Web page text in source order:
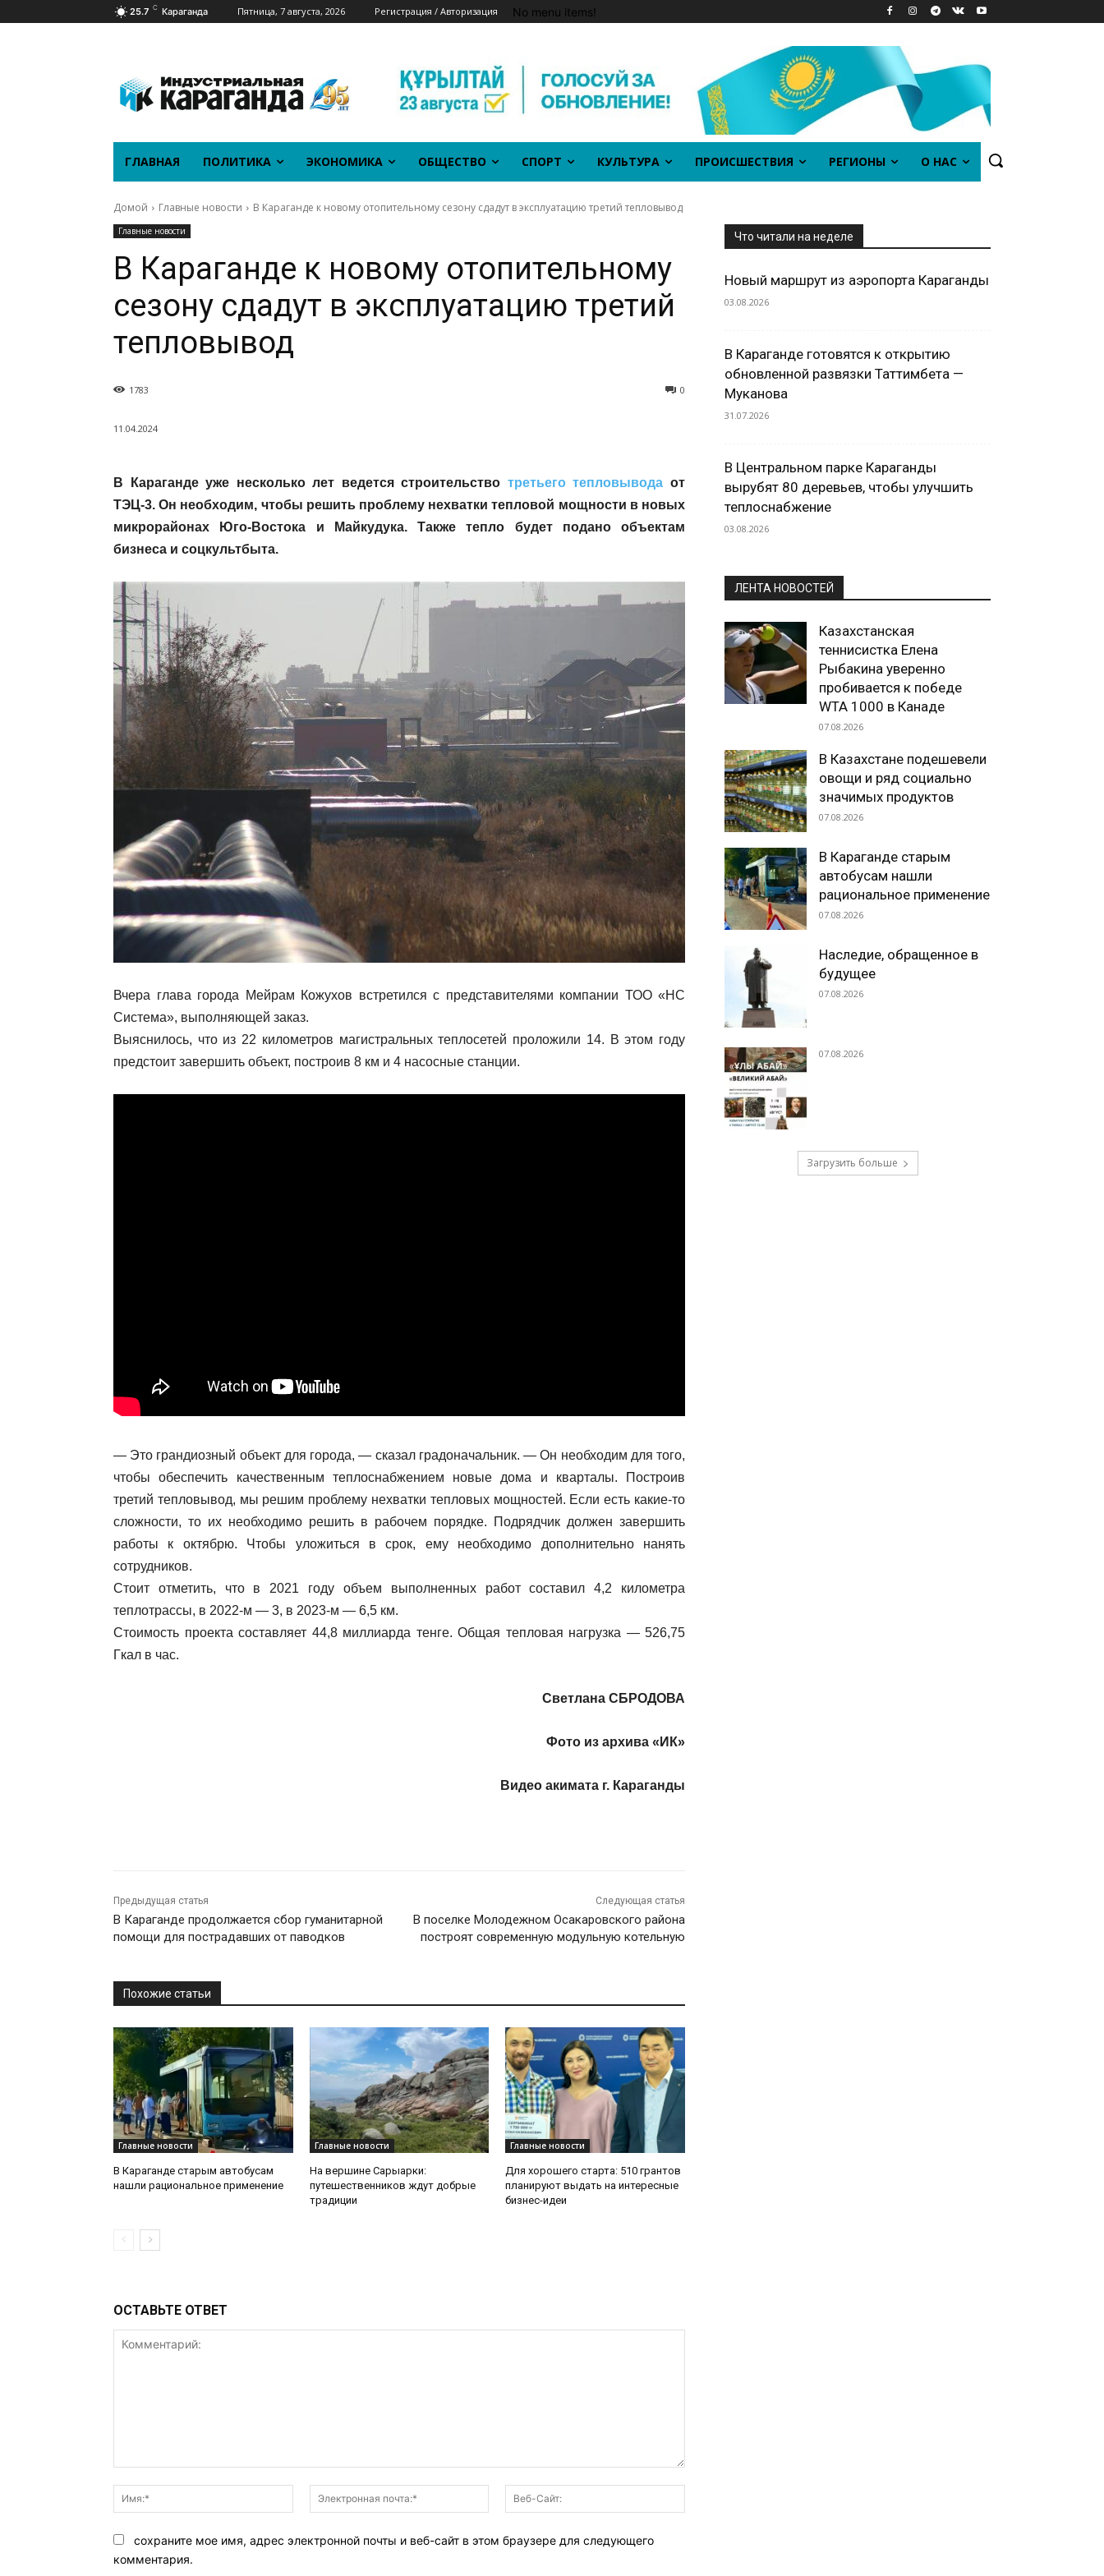
25.7 C Караганда Пятница, 7 августа, 2026 Регистрация / Авторизация No menu items!
ГЛАВНАЯ ПОЛИТИКА ЭКОНОМИКА ОБЩЕСТВО СПОРТ КУЛЬТУРА ПРОИСШЕСТВИЯ РЕГИОНЫ О НАС
Домой Главные новости В Караганде к новому отопительному сезону сдадут в эксплуатацию третий тепловывод
Главные новости
В Караганде к новому отопительному
сезону сдадут в эксплуатацию третий
тепловывод
0
1783
11.04.2024
В Караганде уже несколько лет ведется строительство третьего тепловывода от
ТЭЦ-3. Он необходим, чтобы решить проблему нехватки тепловой мощности в новых
микрорайонах Юго-Востока и Майкудука. Также тепло будет подано объектам
бизнеса и соцкультбыта.
Вчера глава города Мейрам Кожухов встретился с представителями компании ТОО «НС
Система», выполняющей заказ.
Выяснилось, что из 22 километров магистральных теплосетей проложили 14. В этом году
предстоит завершить объект, построив 8 км и 4 насосные станции.
— Это грандиозный объект для города, — сказал градоначальник. — Он необходим для того,
чтобы обеспечить качественным теплоснабжением новые дома и кварталы. Построив
третий тепловывод, мы решим проблему нехватки тепловых мощностей. Если есть какие-то
сложности, то их необходимо решить в рабочем порядке. Подрядчик должен завершить
работы к октябрю. Чтобы уложиться в срок, ему необходимо дополнительно нанять
сотрудников.
Стоит отметить, что в 2021 году объем выполненных работ составил 4,2 километра
теплотрассы, в 2022-м — 3, в 2023-м — 6,5 км.
Стоимость проекта составляет 44,8 миллиарда тенге. Общая тепловая нагрузка — 526,75
Гкал в час.
Светлана СБРОДОВА
Фото из архива «ИК»
Видео акимата г. Караганды
Предыдущая статья
В Караганде продолжается сбор гуманитарной
помощи для пострадавших от паводков
Следующая статья
В поселке Молодежном Осакаровского района
построят современную модульную котельную
Похожие статьи
Главные новости
В Караганде старым автобусам
нашли рациональное применение
Главные новости
На вершине Сарыарки:
путешественников ждут добрые
традиции
Главные новости
Для хорошего старта: 510 грантов
планируют выдать на интересные
бизнес-идеи
ОСТАВЬТЕ ОТВЕТ
Имя:*
Электронная
почта:*
Сайт:
сохраните мое имя, адрес электронной почты и веб-сайт в этом браузере для следующего
комментария.
Что читали на неделе
Новый маршрут из аэропорта Караганды
03.08.2026
В Караганде готовятся к открытию
обновленной развязки Таттимбета —
Муканова
31.07.2026
В Центральном парке Караганды
вырубят 80 деревьев, чтобы улучшить
теплоснабжение
03.08.2026
ЛЕНТА НОВОСТЕЙ
Казахстанская
теннисистка Елена
Рыбакина уверенно
пробивается к победе
WTA 1000 в Канаде
07.08.2026
В Казахстане подешевели
овощи и ряд социально
значимых продуктов
07.08.2026
В Караганде старым
автобусам нашли
рациональное применение
07.08.2026
Наследие, обращенное в
будущее
07.08.2026
07.08.2026
Загрузить больше